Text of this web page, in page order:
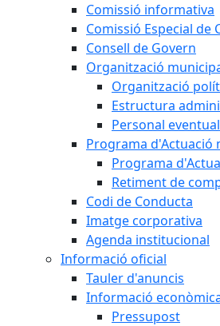
Comissió informativa
Comissió Especial de
Consell de Govern
Organització
Organització
Estructura
Personal eventual
Programa d'Actuació
Programa
Retiment de
Codi de Conducta
Imatge corporativa
Agenda institucional
Informació oficial
Tauler d'anuncis
Informació
Pressupost